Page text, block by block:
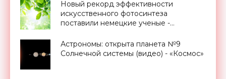
Новый рекорд эффективности
искусственного фотосинтеза
поставили немецкие ученые -
Астрономы: открыта планета №9
Солнечной системы (видео) - «Космос»